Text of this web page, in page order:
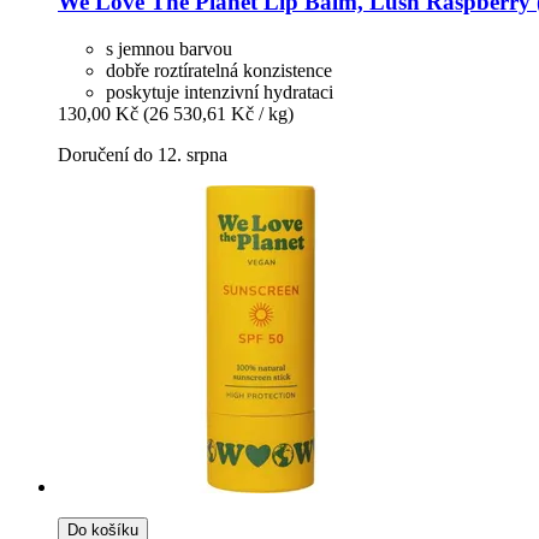
s jemnou barvou
dobře roztíratelná konzistence
poskytuje intenzivní hydrataci
130,00 Kč (26 530,61 Kč / kg)
Doručení do 12. srpna
Do košíku